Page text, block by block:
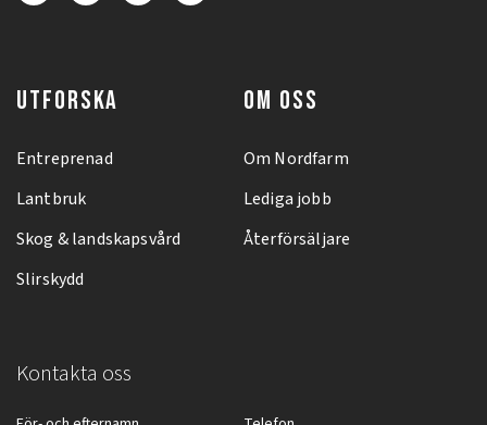
UTFORSKA
Entreprenad
Lantbruk
Skog & landskapsvård
Slirskydd
OM OSS
Om Nordfarm
Lediga jobb
Återförsäljare
Kontakta oss